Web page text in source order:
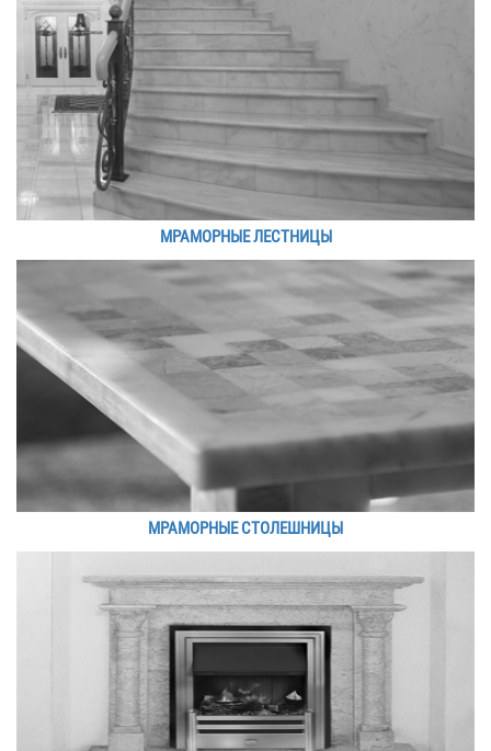
МРАМОРНЫЕ ЛЕСТНИЦЫ
МРАМОРНЫЕ СТОЛЕШНИЦЫ